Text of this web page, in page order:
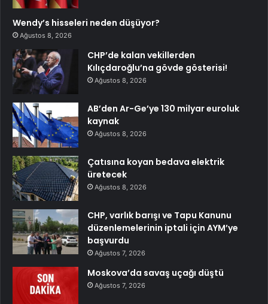
Wendy’s hisseleri neden düşüyor?
Ağustos 8, 2026
CHP’de kalan vekillerden
Kılıçdaroğlu’na gövde gösterisi!
Ağustos 8, 2026
AB’den Ar-Ge’ye 130 milyar euroluk
kaynak
Ağustos 8, 2026
Çatısına koyan bedava elektrik
üretecek
Ağustos 8, 2026
CHP, varlık barışı ve Tapu Kanunu
düzenlemelerinin iptali için AYM’ye
başvurdu
Ağustos 7, 2026
Moskova’da savaş uçağı düştü
Ağustos 7, 2026